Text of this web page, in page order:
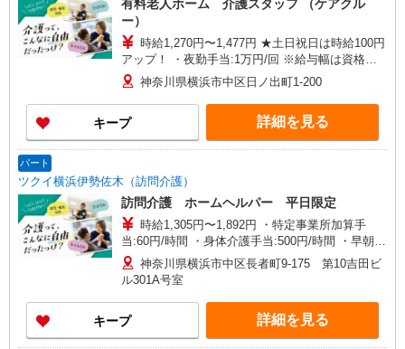
有料老人ホーム 介護スタッフ （ケアクル
ー）
時給1,270円〜1,477円 ★土日祝日は時給100円
アップ！ ・夜勤手当:1万円/回 ※給与幅は資格・
経験等による
神奈川県横浜市中区日ノ出町1-200
キープ 詳細を見る
パート
ツクイ横浜伊勢佐木（訪問介護）
訪問介護 ホームヘルパー 平日限定
時給1,305円〜1,892円 ・特定事業所加算手
当:60円/時間 ・身体介護手当:500円/時間 ・早朝夜
間深夜手当:300円/時間 （18:00〜翌07:59の時間
帯） ・ICT手当:2,000円/月 ・深夜割増は別途支給
・ケア→ケアの移動時間も賃金（時給）を支給 ※
給与幅は資格・経験等による
神奈川県横浜市中区長者町9-175 第10吉田ビ
ル301A号室
キープ 詳細を見る